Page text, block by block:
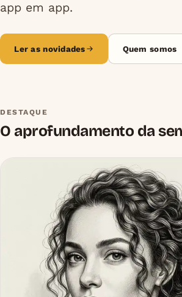
app em app.
Ler as novidades Quem somos
DESTAQUE
O aprofundamento da